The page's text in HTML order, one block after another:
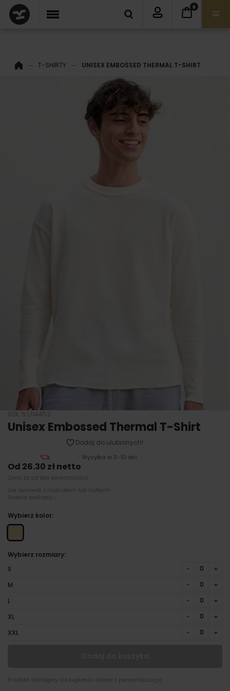
0
T-SHIRTY UNISEX EMBOSSED THERMAL T-SHIRT
SOL´S L04453
Unisex Embossed Thermal T-Shirt
Dodaj do ulubionych!
Wysyłka w 3-10 dni
Od 26.30 zł netto
Cena za szt bez personalizacji
Jak zamówić z nadrukiem lub haftem? ›
Galeria realizacji ›
Wybierz kolor:
Wybierz rozmiary:
S
− +
M − +
L − +
XL − +
XXL − +
Produkt dostępny do kupienia online z personalizacją